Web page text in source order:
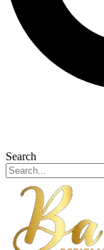
Search